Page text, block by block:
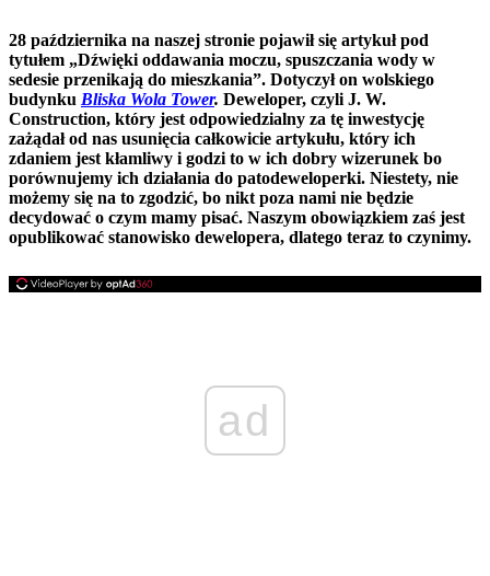
28 października na naszej stronie pojawił się artykuł pod
tytułem „Dźwięki oddawania moczu, spuszczania wody w
sedesie przenikają do mieszkania”. Dotyczył on wolskiego
budynku Bliska Wola Tower. Deweloper, czyli J. W.
Construction, który jest odpowiedzialny za tę inwestycję
zażądał od nas usunięcia całkowicie artykułu, który ich
zdaniem jest kłamliwy i godzi to w ich dobry wizerunek bo
porównujemy ich działania do patodeweloperki. Niestety, nie
możemy się na to zgodzić, bo nikt poza nami nie będzie
decydować o czym mamy pisać. Naszym obowiązkiem zaś jest
opublikować stanowisko dewelopera, dlatego teraz to czynimy.
ad